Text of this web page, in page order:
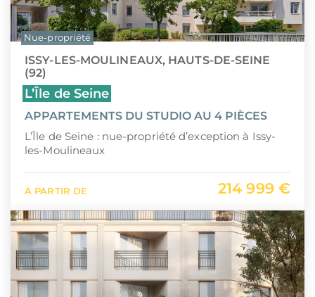
ISSY-LES-MOULINEAUX, HAUTS-DE-SEINE
(92)
L’Île de Seine
APPARTEMENTS DU STUDIO AU 4 PIÈCES
L’Île de Seine : nue-propriété d’exception à Issy-
les-Moulineaux
À PARTIR DE 214 999 €
Nue-propriété